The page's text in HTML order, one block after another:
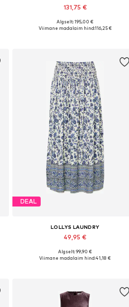
131,75 €
Saadaolevad suurused: XS, S, M, L, XL, XXL
Algselt: 195,00 €
Viimane madalaim hind:116,25 €
DEAL
LOLLYS LAUNDRY
49,95 €
Saadaolevad suurused: 34, 36, 38, 40, 42
Algselt: 99,90 €
Viimane madalaim hind:41,18 €